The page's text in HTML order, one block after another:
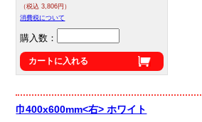
（税込 3,806円）
消費税について
購入数：
カートに入れる
巾400x600mm<右> ホワイト